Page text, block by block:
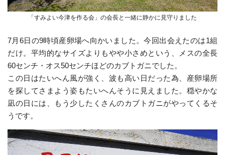
「すみよい今津を作る会」の会長と一緒に静かに見守りました
7月6日の9時頃産卵場へ向かいました。今回出会えたのは1組
だけ。平均的なサイズよりもやや小さめという、メスの全長
60センチ・オス50センチほどのカブトガニでした。
この日はたいへん風が強く、波も高い日だった為、産卵場所
を探してさまよう姿もたいへんそうに見えました。穏やかな
凪の日には、もう少したくさんのカブトガニがやってくるそ
うです。